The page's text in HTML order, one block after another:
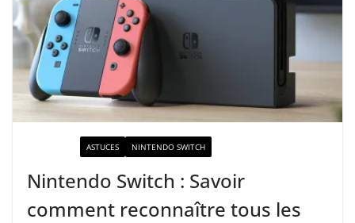
ASTUCES NINTENDO SWITCH
Nintendo Switch : Savoir
comment reconnaître tous les